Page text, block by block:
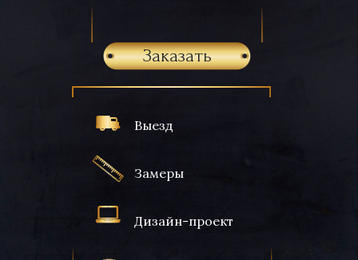
Выезд
Замеры
Дизайн-проект
Заказать